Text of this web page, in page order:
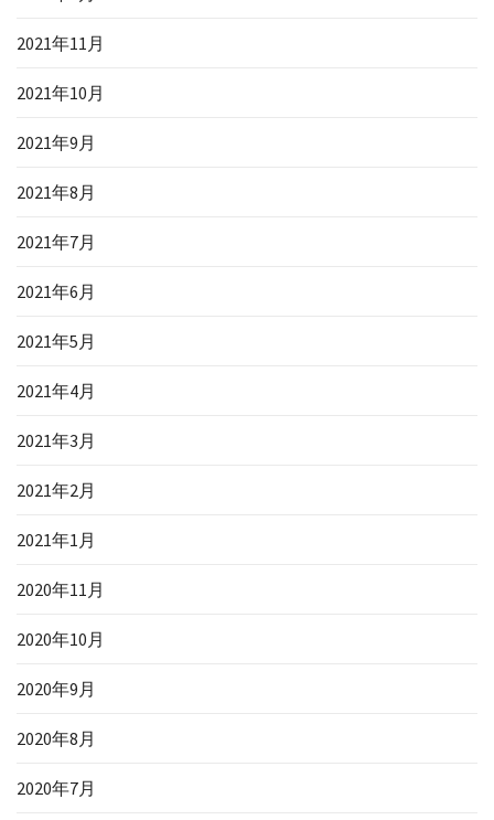
2021年11月
2021年10月
2021年9月
2021年8月
2021年7月
2021年6月
2021年5月
2021年4月
2021年3月
2021年2月
2021年1月
2020年11月
2020年10月
2020年9月
2020年8月
2020年7月